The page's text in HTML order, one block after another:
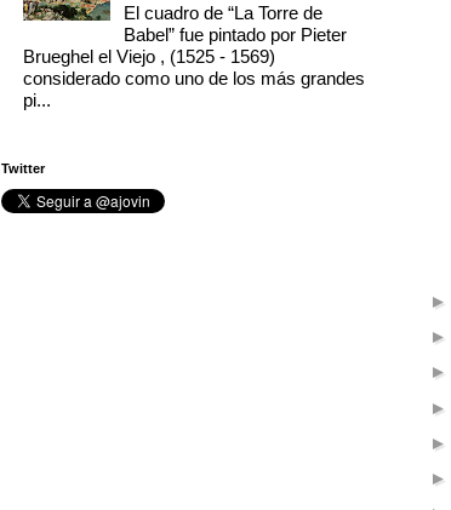
El cuadro de “La Torre de
Babel” fue pintado por Pieter
Brueghel el Viejo , (1525 - 1569)
considerado como uno de los más grandes
pi...
Twitter
►
►
►
►
►
►